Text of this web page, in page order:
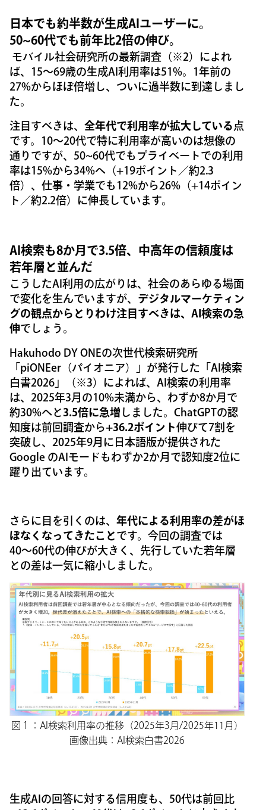
日本でも約半数が生成AIユーザーに。
50~60代でも前年比2倍の伸び。
モバイル社会研究所の最新調査（※2）によれ
ば、15〜69歳の生成AI利用率は51%。1年前の
27%からほぼ倍増し、ついに過半数に到達しまし
た。
注目すべきは、 全年代で利用率が拡大している 点
です。10〜20代で特に利用率が高いのは想像の
通りですが、50~60代でもプライベートでの利用
率は15%から34%へ（+19ポイント／約2.3
倍）、仕事・学業でも12%から26%（+14ポイン
ト／約2.2倍）に伸長しています。
AI検索も8か月で3.5倍、中高年の信頼度は
若年層と並んだ
こうしたAI利用の広がりは、社会のあらゆる場面
で変化を生んでいますが、 デジタルマーケティン
グの観点からとりわけ注目すべきは、AI検索の急
伸でしょう。
Hakuhodo DY ONEの次世代検索研究所
「piONEer（パイオニア）」が発行した「AI検索
白書2026」（※3）によれば、AI検索の利用率
は、2025年3月の10%未満から、わずか8か月で
約30%へと 3.5倍に急増 しました。ChatGPTの認
知度は前回調査から+36.2ポイント伸びて7割を
突破し、2025年9月に日本語版が提供された
Google のAIモードもわずか2か月で認知度2位に
躍り出ています。
さらに目を引くのは、 年代による利用率の差がほ
ぼなくなってきたこと です。今回の調査では
40〜60代の伸びが大きく、先行していた若年層
との差は一気に縮小しました。
図１：AI検索利用率の推移（2025年3月/2025年11月）
画像出典：AI検索白書2026
生成AIの回答に対する信用度も、50代は前回比